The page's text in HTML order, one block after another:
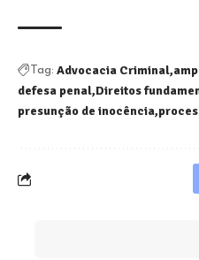
Tag: Advocacia Criminal
defesa penal Direitos
presunção de inocência